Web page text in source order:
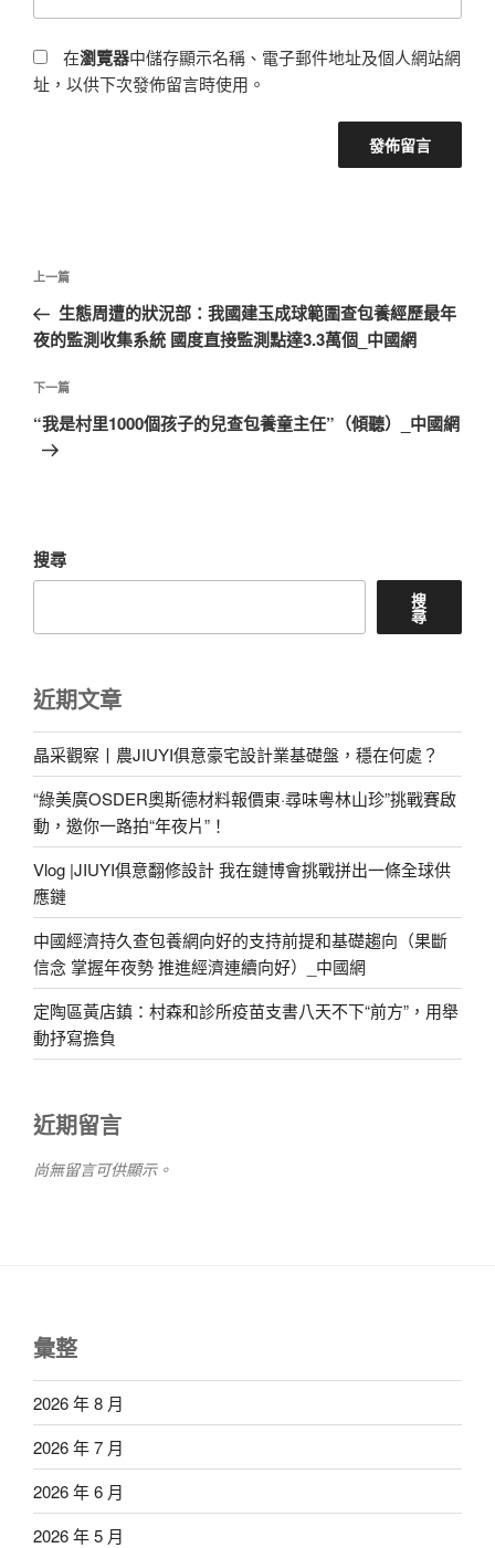
在瀏覽器中儲存顯示名稱、電子郵件地址及個人網站網
址，以供下次發佈留言時使用。
文
導
覽
上
一
篇
章
上一篇
生態周遭的狀況部：我國建玉成球範圍查包養經歷最年
夜的監測收集系統 國度直接監測點達3.3萬個_中國網
下
一
篇
下一篇
“我是村里1000個孩子的兒查包養童主任”（傾聽）_中國網
搜尋
搜
尋
近期文章
晶采觀察丨農JIUYI俱意豪宅設計業基礎盤，穩在何處？
“綠美廣OSDER奧斯德材料報價東·尋味粵林山珍”挑戰賽啟
動，邀你一路拍“年夜片”！
Vlog |JIUYI俱意翻修設計 我在鏈博會挑戰拼出一條全球供
應鏈
中國經濟持久查包養網向好的支持前提和基礎趨向（果斷
信念 掌握年夜勢 推進經濟連續向好）_中國網
定陶區黃店鎮：村森和診所疫苗支書八天不下“前方”，用舉
動抒寫擔負
近期留言
尚無留言可供顯示。
彙整
2026 年 8 月
2026 年 7 月
2026 年 6 月
2026 年 5 月